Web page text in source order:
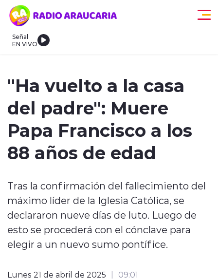
Click acá para ir directamente al contenido
Señal
EN VIVO
modo claro
"Ha vuelto a la casa
del padre": Muere
Papa Francisco a los
88 años de edad
Tras la confirmación del fallecimiento del
máximo líder de la Iglesia Católica, se
declararon nueve días de luto. Luego de
esto se procederá con el cónclave para
elegir a un nuevo sumo pontífice.
Lunes 21 de abril de 2025 09:01